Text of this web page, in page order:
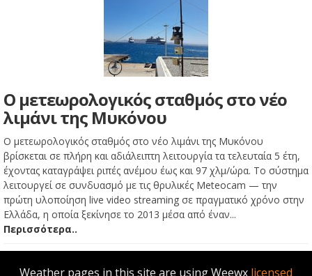
Ο μετεωρολογικός σταθμός στο νέο
λιμάνι της Μυκόνου
Ο μετεωρολογικός σταθμός στο νέο λιμάνι της Μυκόνου
βρίσκεται σε πλήρη και αδιάλειπτη λειτουργία τα τελευταία 5 έτη,
έχοντας καταγράψει ριπές ανέμου έως και 97 χλμ/ώρα. Το σύστημα
λειτουργεί σε συνδυασμό με τις θρυλικές Meteocam — την
πρώτη υλοποίηση live video streaming σε πραγματικό χρόνο στην
Ελλάδα, η οποία ξεκίνησε το 2013 μέσα από έναν...
Περισσότερα..
Weather pages in this site are using Weewx licensed